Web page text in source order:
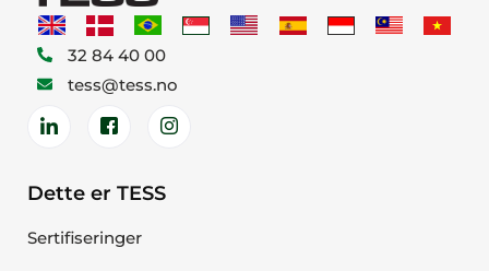
32 84 40 00
tess@tess.no
Dette er TESS
Sertifiseringer